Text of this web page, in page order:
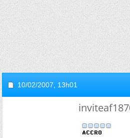
10/02/2007, 13h01